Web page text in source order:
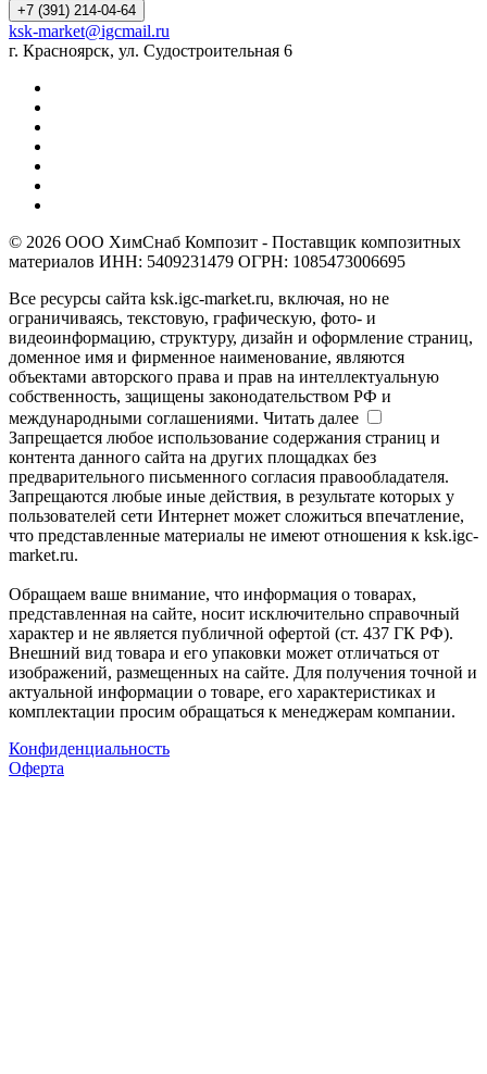
+7 (391) 214-04-64
ksk-market@igcmail.ru
г. Красноярск, ул. Судостроительная 6
© 2026 ООО ХимСнаб Композит - Поставщик композитных
материалов ИНН: 5409231479 ОГРН: 1085473006695
Все ресурсы сайта ksk.igc-market.ru, включая, но не
ограничиваясь, текстовую, графическую, фото- и
видеоинформацию, структуру, дизайн и оформление страниц,
доменное имя и фирменное наименование, являются
объектами авторского права и прав на интеллектуальную
собственность, защищены законодательством РФ и
международными соглашениями. Читать далее
Запрещается любое использование содержания страниц и
контента данного сайта на других площадках без
предварительного письменного согласия правообладателя.
Запрещаются любые иные действия, в результате которых у
пользователей сети Интернет может сложиться впечатление,
что представленные материалы не имеют отношения к ksk.igc-
market.ru.
Обращаем ваше внимание, что информация о товарах,
представленная на сайте, носит исключительно справочный
характер и не является публичной офертой (ст. 437 ГК РФ).
Внешний вид товара и его упаковки может отличаться от
изображений, размещенных на сайте. Для получения точной и
актуальной информации о товаре, его характеристиках и
комплектации просим обращаться к менеджерам компании.
Конфиденциальность
Оферта